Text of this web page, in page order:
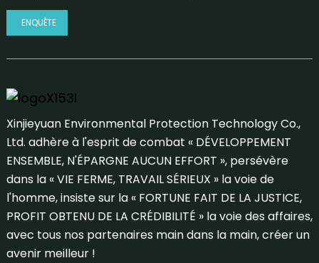
ENQUÊTE
Xinjieyuan Environmental Protection Technology Co.,
Ltd. adhère à l'esprit de combat « DÉVELOPPEMENT
ENSEMBLE, N'ÉPARGNE AUCUN EFFORT », persévère
dans la « VIE FERME, TRAVAIL SÉRIEUX » la voie de
l'homme, insiste sur la « FORTUNE FAIT DE LA JUSTICE,
PROFIT OBTENU DE LA CRÉDIBILITÉ » la voie des affaires,
avec tous nos partenaires main dans la main, créer un
avenir meilleur !